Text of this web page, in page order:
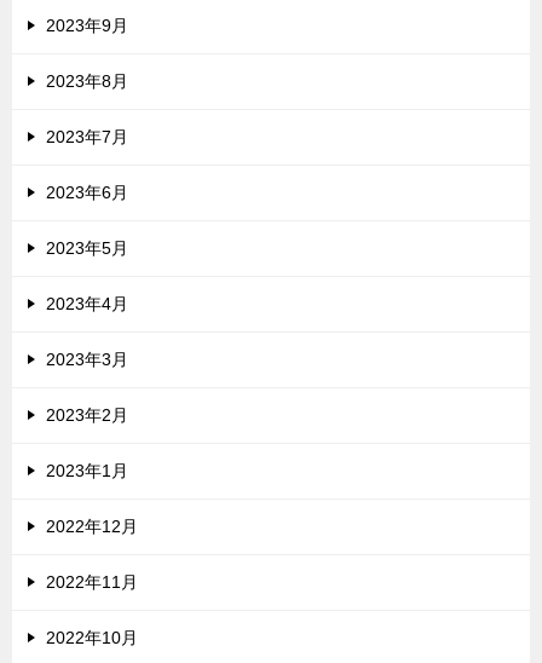
2023年9月
2023年8月
2023年7月
2023年6月
2023年5月
2023年4月
2023年3月
2023年2月
2023年1月
2022年12月
2022年11月
2022年10月